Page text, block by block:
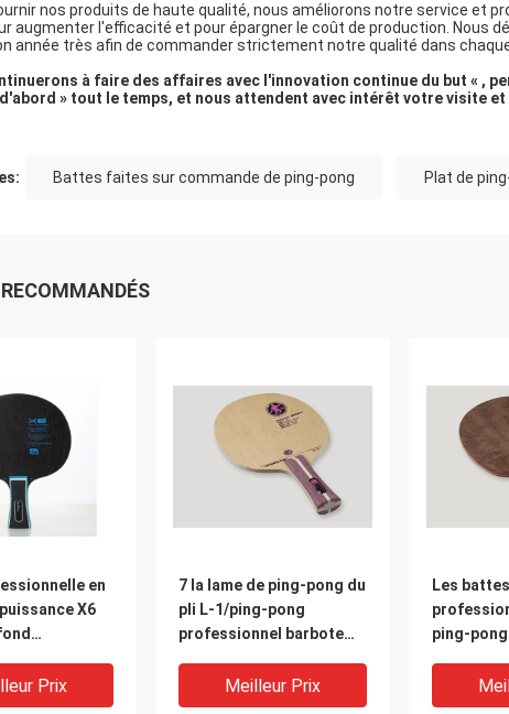
nos produits de haute qualité, nous améliorons notre service et
augmenter l'efficacité et pour épargner le coût de production. Nous
année très afin de commander strictement notre qualité dans
à faire des affaires avec l'innovation continue du but « ,
d'abord » tout le temps, et nous attendent avec intérêt votre visite
Battes faites sur commande de ping-pong Plat de
en
X6
Prix
7 la lame de ping-pong du
pli L-1/ping-pong
professionnel barbote
Meilleur Prix
Les battes
ping-
la
l'avantage